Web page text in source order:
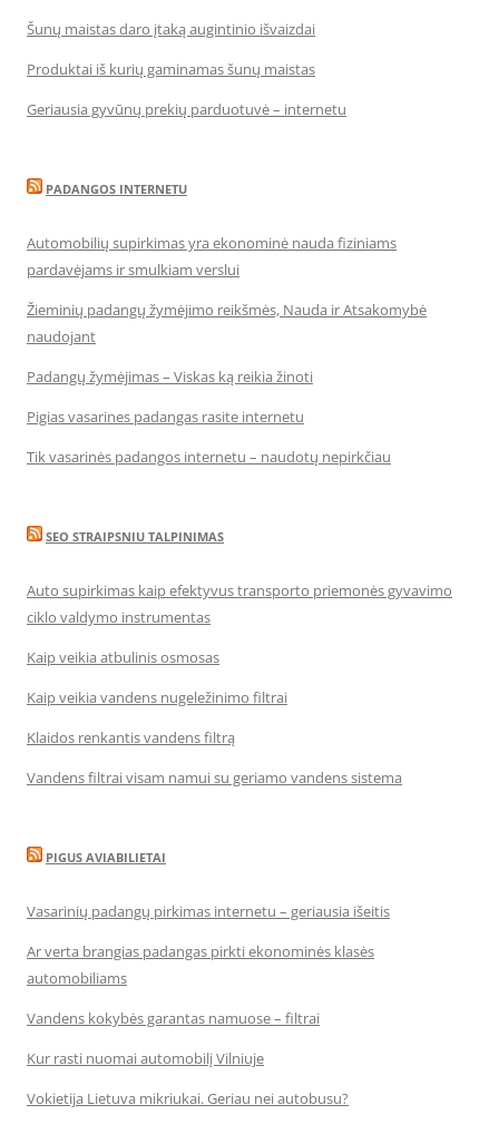
Šunų maistas daro įtaką augintinio išvaizdai
Produktai iš kurių gaminamas šunų maistas
Geriausia gyvūnų prekių parduotuvė – internetu
PADANGOS INTERNETU
Automobilių supirkimas yra ekonominė nauda fiziniams
pardavėjams ir smulkiam verslui
Žieminių padangų žymėjimo reikšmės, Nauda ir Atsakomybė
naudojant
Padangų žymėjimas – Viskas ką reikia žinoti
Pigias vasarines padangas rasite internetu
Tik vasarinės padangos internetu – naudotų nepirkčiau
SEO STRAIPSNIU TALPINIMAS
Auto supirkimas kaip efektyvus transporto priemonės gyvavimo
ciklo valdymo instrumentas
Kaip veikia atbulinis osmosas
Kaip veikia vandens nugeležinimo filtrai
Klaidos renkantis vandens filtrą
Vandens filtrai visam namui su geriamo vandens sistema
PIGUS AVIABILIETAI
Vasarinių padangų pirkimas internetu – geriausia išeitis
Ar verta brangias padangas pirkti ekonominės klasės
automobiliams
Vandens kokybės garantas namuose – filtrai
Kur rasti nuomai automobilį Vilniuje
Vokietija Lietuva mikriukai. Geriau nei autobusu?